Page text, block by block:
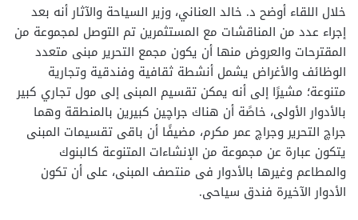
خلال اللقاء أوضح د. خالد العناني، وزير السياحة والآثار أنه بعد
إجراء عدد من المناقشات مع المستثمرين تم التوصل لمجموعة من
المقترحات والعروض منها أن يكون مجمع التحرير مبنى متعدد
الوظائف والأغراض يشمل أنشطة ثقافية وفندقية وتجارية
متنوعة؛ مشيرًا إلى أنه يمكن تقسيم المبنى إلى مول تجاري كبير
بالأدوار الأولى، خاصًة أن هناك جراچين كبيرين بالمنطقة وهما
جراچ التحرير وجراچ عمر مكرم، مضيفًا أن باقى تقسيمات المبنى
يتكون عبارة عن مجموعة من الإنشاءات المتنوعة كالبنوك
والمطاعم وغيرها بالأدوار فى منتصف المبنى، على أن تكون
الأدوار الآخيرة فندق سياحى.